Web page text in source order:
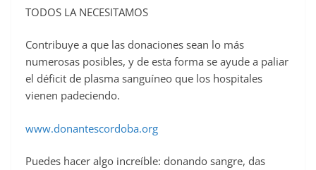
o
k
TODOS LA NECESITAMOS
Contribuye a que las donaciones sean lo más
numerosas posibles, y de esta forma se ayude a paliar
el déficit de plasma sanguíneo que los hospitales
vienen padeciendo.
www.donantescordoba.org
Puedes hacer algo increíble: donando sangre, das